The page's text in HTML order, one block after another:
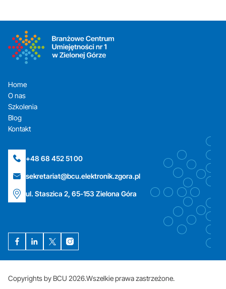
Home
O nas
Szkolenia
Blog
Kontakt
+48 68 452 51 00
sekretariat@bcu.elektronik.zgora.pl
ul. Staszica 2, 65-153 Zielona Góra
Copyrights by BCU 2026.Wszelkie prawa zastrzeżone.